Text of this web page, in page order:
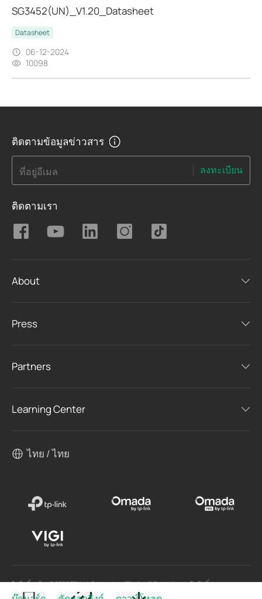
SG3452(UN)_V1.20_Datasheet
Datasheet
06-12-2024
10098
ติดตามข้อมูลข่าวสาร
ที่อยู่อีเมล ลงทะเบียน
ติดตามเรา
About
Press
Partners
Learning Center
ไทย / ไทย
ลิขสิทธิ์ถูกต้อง © 2026 TP-Link Enterprises (Thailand) Co.,Ltd. สงวนลิขสิทธิ์